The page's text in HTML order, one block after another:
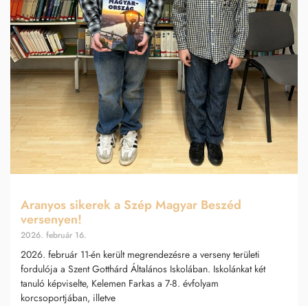
Aranyos sikerek a Szép Magyar Beszéd
versenyen!
2026. február 16.
2026. február 11-én került megrendezésre a verseny területi
fordulója a Szent Gotthárd Általános Iskolában. Iskolánkat két
tanuló képviselte, Kelemen Farkas a 7-8. évfolyam
korcsoportjában, illetve